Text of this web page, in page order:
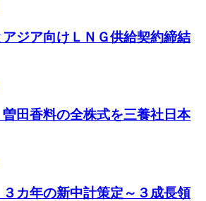
ジア向けＬＮＧ供給契約締結
田香料の全株式を三養社日本
カ年の新中計策定～３成長領